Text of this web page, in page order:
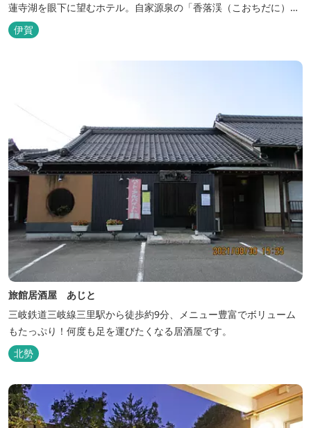
蓮寺湖を眼下に望むホテル。自家源泉の「香落渓（こおちだに）温
泉」は天然アルカリ泉。露天風呂から眺める湖は、遮るものがな
く、絶景と評判です。
伊賀
旅館居酒屋 あじと
三岐鉄道三岐線三里駅から徒歩約9分、メニュー豊富でボリューム
もたっぷり！何度も足を運びたくなる居酒屋です。
北勢